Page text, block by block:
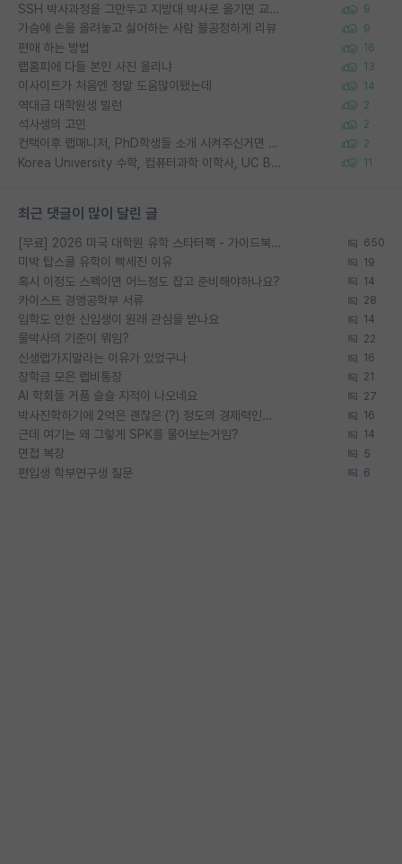
SSH 박사과정을 그만두고 지방대 박사로 옮기면 교수의 꿈은 끝일까요? 9
가슴에 손을 올려놓고 싫어하는 사람 불공정하게 리뷰 9
편애 하는 방법 16
랩홈피에 다들 본인 사진 올리냐 13
이사이트가 처음엔 정말 도움많이됐는데 14
역대급 대학원생 빌런 2
석사생의 고민 2
컨택이후 랩매니저, PhD학생들 소개 시켜주신거면 거의 컨펌에 가깝나요? 2
Korea University 수학, 컴퓨터과학 이학사, UC Berkeley 산업공학 대학원 공학박사가 되는 것은 쉽지 않겠죠? 11
최근 댓글이 많이 달린 글
[무료] 2026 미국 대학원 유학 스타터팩 - 가이드북 & 합격자 컨택메일 템플릿 650
미박 탑스쿨 유학이 빡세진 이유 19
혹시 이정도 스펙이면 어느정도 잡고 준비해야하나요? 14
카이스트 경영공학부 서류 28
입학도 안한 신입생이 원래 관심을 받나요 14
물박사의 기준이 뭐임? 22
신생랩가지말라는 이유가 있었구나 16
장학금 모은 랩비통장 21
AI 학회들 거품 슬슬 지적이 나오네요 27
박사진학하기에 2억은 괜찮은 (?) 정도의 경제력인가요 16
근데 여기는 왜 그렇게 SPK를 물어보는거임? 14
면접 복장 5
편입생 학부연구생 질문 6